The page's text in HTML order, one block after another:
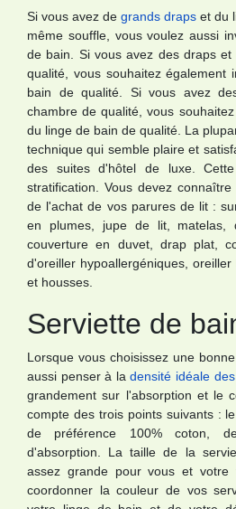
Si vous avez de grands draps et du
même souffle, vous voulez aussi
de bain. Si vous avez des draps
qualité, vous souhaitez également
bain de qualité. Si vous avez
chambre de qualité, vous
du linge de bain de qualité. La
technique qui semble plaire et
des suites d'hôtel de luxe.
stratification. Vous devez
de l'achat de vos parures de lit :
en plumes, jupe de lit, matelas,
couverture en duvet, drap plat,
d'oreiller hypoallergéniques,
et housses.
Serviette de
Lorsque vous choisissez une
aussi penser à ladensité idéale
grandement sur l'absorption et le
compte des trois points suivants :
de préférence 100% coton,
d'absorption. La taille de la
assez grande pour vous et votre
coordonner la couleur de vos